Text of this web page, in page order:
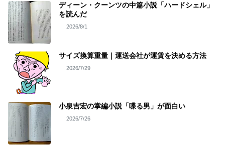
ディーン・クーンツの中篇小説「ハードシェル」
を読んだ
2026/8/1
サイズ換算重量｜運送会社が運賃を決める方法
2026/7/29
小泉吉宏の掌編小説「喋る男」が面白い
2026/7/26